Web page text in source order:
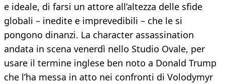
e ideale, di farsi un attore all’altezza delle sfide
globali – inedite e imprevedibili – che le si
pongono dinanzi. La character assassination
andata in scena venerdì nello Studio Ovale, per
usare il termine inglese ben noto a Donald Trump
che l’ha messa in atto nei confronti di Volodymyr